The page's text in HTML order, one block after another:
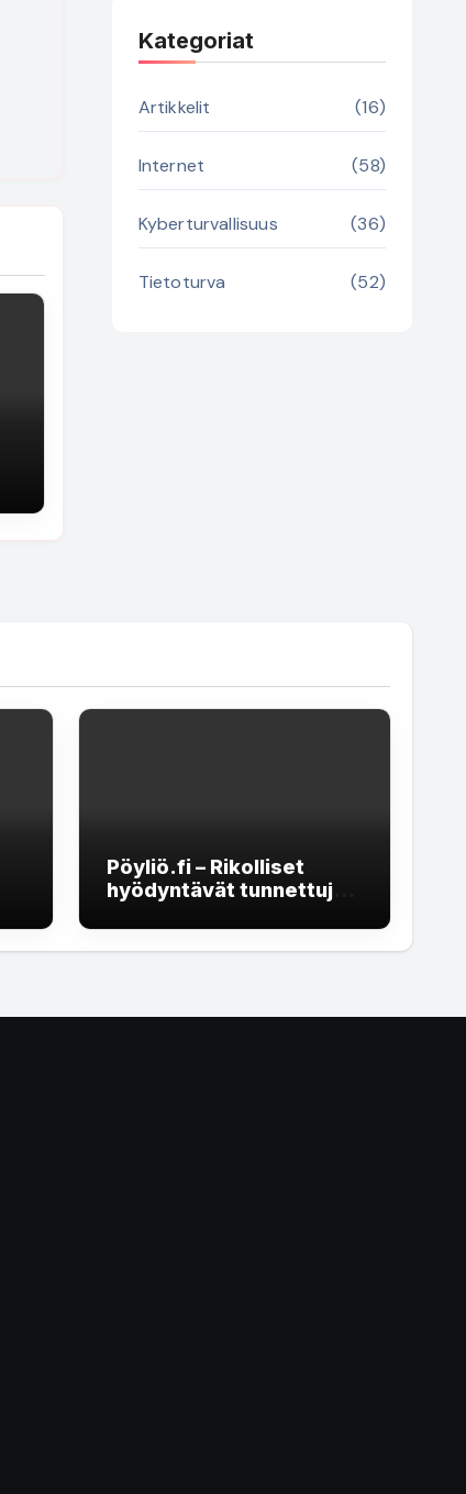
Kategoriat
Artikkelit (16)
Internet (58)
Kyberturvallisuus (36)
Tietoturva (52)
Pöyliö.fi – Rikolliset
hyödyntävät tunnettuja
rekrytointihuijauksissa